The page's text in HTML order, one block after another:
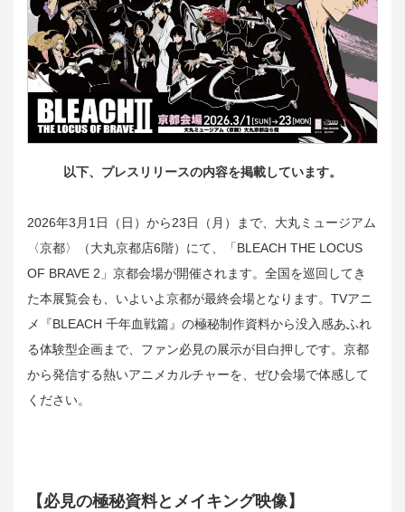
以下、プレスリリースの内容を掲載しています。
2026年3月1日（日）から23日（月）まで、大丸ミュージアム
〈京都〉（大丸京都店6階）にて、「BLEACH THE LOCUS
OF BRAVE 2」京都会場が開催されます。全国を巡回してき
た本展覧会も、いよいよ京都が最終会場となります。TVアニ
メ『BLEACH 千年血戦篇』の極秘制作資料から没入感あふれ
る体験型企画まで、ファン必見の展示が目白押しです。京都
から発信する熱いアニメカルチャーを、ぜひ会場で体感して
ください。
【必見の極秘資料とメイキング映像】